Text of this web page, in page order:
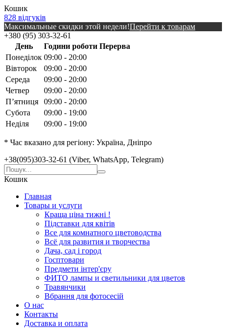
Кошик
828 відгуків
Максимальные скидки этой недели!Перейти к товарам
+380 (95) 303-32-61
День
Години роботи Перерва
Понеділок 09:00 - 20:00
Вівторок
09:00 - 20:00
Середа
09:00 - 20:00
Четвер
09:00 - 20:00
Пʼятниця
09:00 - 20:00
Субота
09:00 - 19:00
Неділя
09:00 - 19:00
* Час вказано для регіону: Україна, Дніпро
+38(095)303-32-61 (Viber, WhatsApp, Telegram)
Кошик
Главная
Товары и услуги
Краща ціна тижні !
Підставки для квітів
Все для комнатного цветоводства
Всё для развития и творчества
Дача, сад і город
Госптовари
Предмети інтер'єру
ФИТО лампы и светильники для цветов
Травянчики
Вбрання для фотосесій
О нас
Контакты
Доставка и оплата